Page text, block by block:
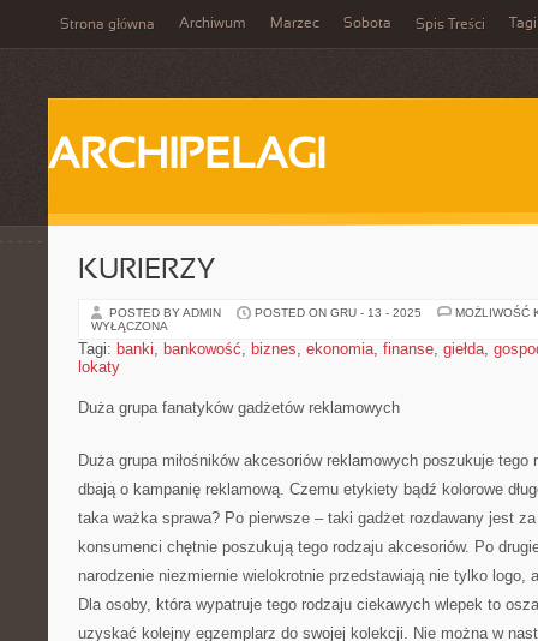
Strona główna Archiwum Marzec Sobota Spis Treści Tagi
ARCHIPELAGI
KURIERZY
POSTED BY ADMIN POSTED ON GRU - 13 - 2025
MOŻLIWOŚĆ
WYŁĄCZONA
Tagi: banki, bankowość, biznes, ekonomia, finanse, giełda,
lokaty
Duża grupa fanatyków gadżetów reklamowych
Duża grupa miłośników akcesoriów reklamowych poszukuje
dbają o kampanię reklamową. Czemu etykiety bądź kolorowe
taka ważka sprawa? Po pierwsze – taki gadżet rozdawany jest
konsumenci chętnie poszukują tego rodzaju akcesoriów. Po
narodzenie niezmiernie wielokrotnie przedstawiają nie tylko logo,
Dla osoby, która wypatruje tego rodzaju ciekawych wlepek to
uzyskać kolejny egzemplarz do swojej kolekcji. Nie można w